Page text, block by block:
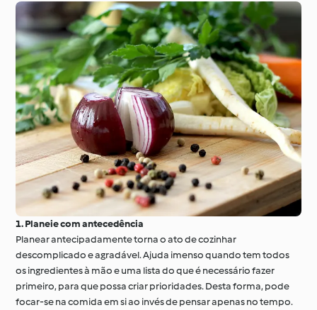
1. Planeie com antecedência
Planear antecipadamente torna o ato de cozinhar
descomplicado e agradável. Ajuda imenso quando tem todos
os ingredientes à mão e uma lista do que é necessário fazer
primeiro, para que possa criar prioridades. Desta forma, pode
focar-se na comida em si ao invés de pensar apenas no tempo.